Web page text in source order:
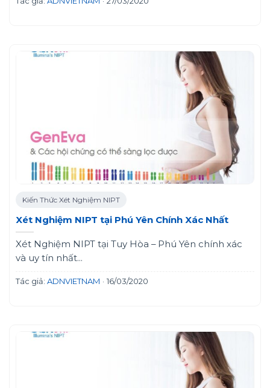
Kiến Thức Xét Nghiệm NIPT
Xét Nghiệm NIPT tại Phú Yên Chính Xác Nhất
Xét Nghiệm NIPT tại Tuy Hòa – Phú Yên chính xác
và uy tín nhất...
Tác giả: ADNVIETNAM · 16/03/2020